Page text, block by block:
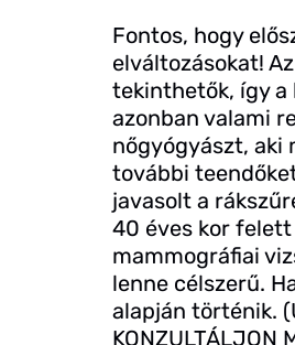
Fontos, hogy
elváltozásokat!
tekinthetők, így a
azonban valami
nőgyógyászt, aki
további
javasolt a
40 éves kor
mammográfiai
lenne célszerű.
alapján történik.
KONZULTÁLJON